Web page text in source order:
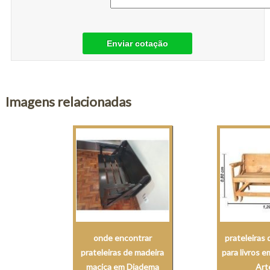
Enviar cotação
Imagens relacionadas
onde encontrar
prateleiras de madeira
maciça em Diadema
prateleiras
para livros